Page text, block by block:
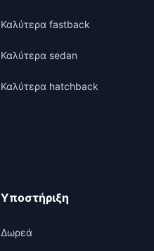
Καλύτερα fastback
Καλύτερα sedan
Καλύτερα hatchback
Υποστήριξη
Δωρεά